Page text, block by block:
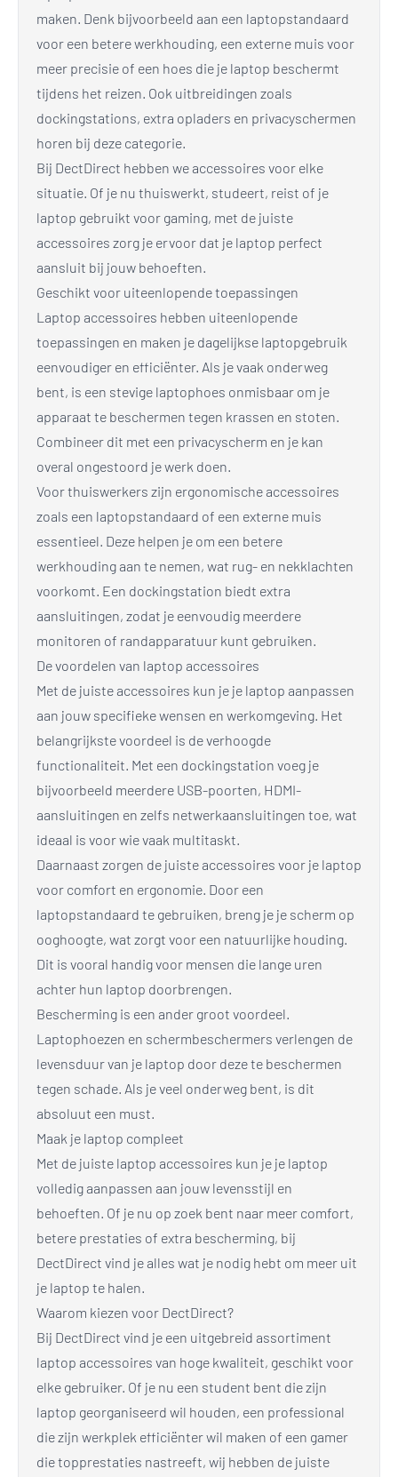
maken. Denk bijvoorbeeld aan een laptopstandaard
voor een betere werkhouding, een externe muis voor
meer precisie of een hoes die je laptop beschermt
tijdens het reizen. Ook uitbreidingen zoals
dockingstations, extra opladers en privacyschermen
horen bij deze categorie.
Bij DectDirect hebben we accessoires voor elke
situatie. Of je nu thuiswerkt, studeert, reist of je
laptop gebruikt voor gaming, met de juiste
accessoires zorg je ervoor dat je laptop perfect
aansluit bij jouw behoeften.
Geschikt voor uiteenlopende toepassingen
Laptop accessoires hebben uiteenlopende
toepassingen en maken je dagelijkse laptopgebruik
eenvoudiger en efficiënter. Als je vaak onderweg
bent, is een stevige laptophoes onmisbaar om je
apparaat te beschermen tegen krassen en stoten.
Combineer dit met een privacyscherm en je kan
overal ongestoord je werk doen.
Voor thuiswerkers zijn ergonomische accessoires
zoals een laptopstandaard of een externe muis
essentieel. Deze helpen je om een betere
werkhouding aan te nemen, wat rug- en nekklachten
voorkomt. Een dockingstation biedt extra
aansluitingen, zodat je eenvoudig meerdere
monitoren of randapparatuur kunt gebruiken.
De voordelen van laptop accessoires
Met de juiste accessoires kun je je laptop aanpassen
aan jouw specifieke wensen en werkomgeving. Het
belangrijkste voordeel is de verhoogde
functionaliteit. Met een dockingstation voeg je
bijvoorbeeld meerdere USB-poorten, HDMI-
aansluitingen en zelfs netwerkaansluitingen toe, wat
ideaal is voor wie vaak multitaskt.
Daarnaast zorgen de juiste accessoires voor je laptop
voor comfort en ergonomie. Door een
laptopstandaard te gebruiken, breng je je scherm op
ooghoogte, wat zorgt voor een natuurlijke houding.
Dit is vooral handig voor mensen die lange uren
achter hun laptop doorbrengen.
Bescherming is een ander groot voordeel.
Laptophoezen en schermbeschermers verlengen de
levensduur van je laptop door deze te beschermen
tegen schade. Als je veel onderweg bent, is dit
absoluut een must.
Maak je laptop compleet
Met de juiste laptop accessoires kun je je laptop
volledig aanpassen aan jouw levensstijl en
behoeften. Of je nu op zoek bent naar meer comfort,
betere prestaties of extra bescherming, bij
DectDirect vind je alles wat je nodig hebt om meer uit
je laptop te halen.
Waarom kiezen voor DectDirect?
Bij DectDirect vind je een uitgebreid assortiment
laptop accessoires van hoge kwaliteit, geschikt voor
elke gebruiker. Of je nu een student bent die zijn
laptop georganiseerd wil houden, een professional
die zijn werkplek efficiënter wil maken of een gamer
die topprestaties nastreeft, wij hebben de juiste